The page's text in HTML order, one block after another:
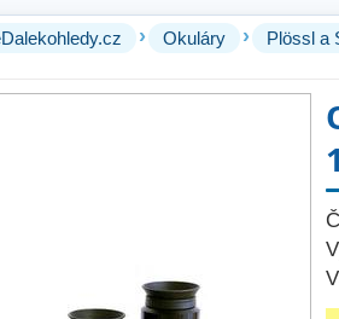
› Okuláry › Plössl a